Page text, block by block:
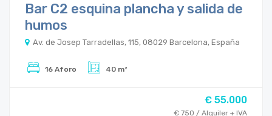
Bar C2 esquina plancha y salida de
humos
Av. de Josep Tarradellas, 115, 08029 Barcelona, España
16 Aforo 40 m²
€ 55.000
€ 750 / Alquiler + IVA